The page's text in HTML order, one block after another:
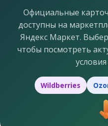
Официальные
доступны на
Яндекс Маркет.
чтобы посмотреть
Wildberries